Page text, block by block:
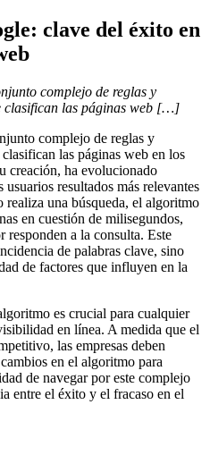
clave del éxito en
complejo de reglas y
clasifican las páginas web […]
complejo de reglas y
las páginas web en los
creación, ha evolucionado
resultados más relevantes
una búsqueda, el algoritmo
en cuestión de milisegundos,
responden a la consulta. Este
de palabras clave, sino
de factores que influyen en la
es crucial para cualquier
en línea. A medida que el
las empresas deben
en el algoritmo para
de navegar por este complejo
entre el éxito y el fracaso en el